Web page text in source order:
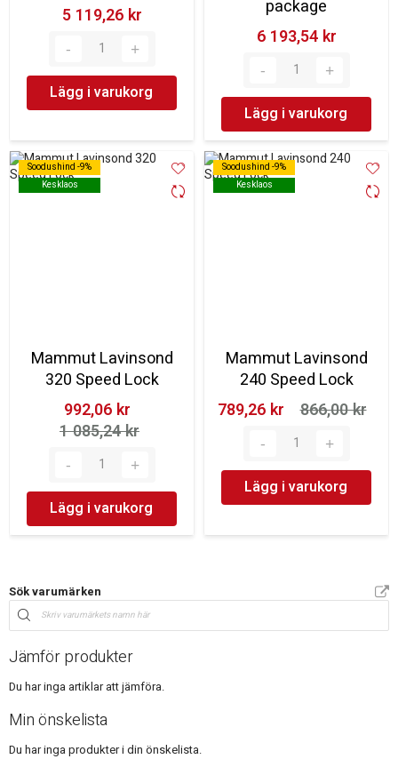
5 119,26 kr‎
Lägg i varukorg
package
6 193,54 kr‎
Lägg i varukorg
Soodushind -9%
Kesklaos
Soodushind -9%
Kesklaos
Mammut Lavinsond
320 Speed Lock
992,06 kr‎
1 085,24 kr‎
Lägg i varukorg
Soodushind -9%
Kesklaos
Soodushind -9%
Kesklaos
Mammut Lavinsond
240 Speed Lock
789,26 kr‎
866,00 kr‎
Lägg i varukorg
Sök varumärken
Jämför produkter
Du har inga artiklar att jämföra.
Min önskelista
Du har inga produkter i din önskelista.